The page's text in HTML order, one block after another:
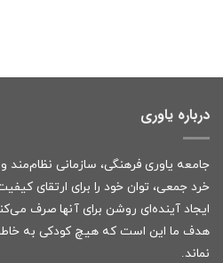
درباره یاوری
جامعه یاوری فرهنگی، سازمانی نظام‌مند
خرد جمعی، توان خود را برای ارتقای
ایجاد آینده‌ای روشن برای آنها صرف
هدف ما این است که هیچ کودکی به خاطر
نماند.